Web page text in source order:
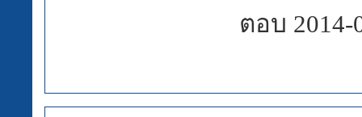
ตอบ 2014-